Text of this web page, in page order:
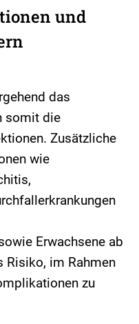
und
das
somit die
Zusätzliche
wie
Erwachsene ab
Risiko, im Rahmen
zu